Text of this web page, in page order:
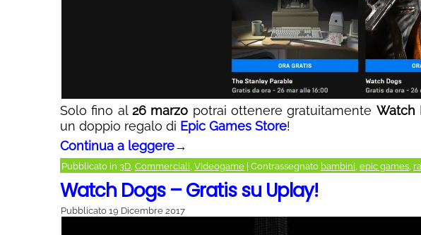
Solo fino al26 marzo potrai ottenere gratuitamente Watch
un doppio regalo di Epic Games Store!
Continua a leggere→
Pubblicato in 3D, Commerciali, Videogame Contrassegnato bambini, epic games,
Watch Dogs – Gratis su Uplay!
Pubblicato 19 Dicembre 2017